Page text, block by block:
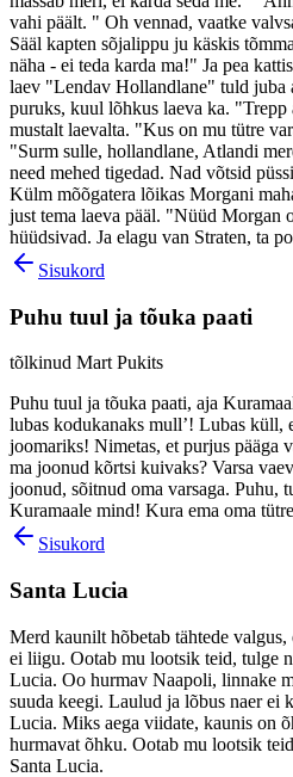
vahi päält. " Oh vennad, vaatke
Sääl kapten sõjalippu ju käskis
näha - ei teda karda ma!" Ja pea
laev "Lendav Hollandlane" tuld juba
puruks, kuul lõhkus laeva ka.
mustalt laevalta. "Kus on mu tütre
"Surm sulle, hollandlane, Atlandi
need mehed tigedad. Nad võtsid
Külm mõõgatera lõikas Morgani
just tema laeva pääl. "Nüüd Morgan
hüüdsivad. Ja elagu van Straten, ta
Sisukord
Puhu tuul ja tõuka paati
tõlkinud Mart Pukits
Puhu tuul ja tõuka paati, aja
lubas kodukanaks mull’! Lubas küll,
joomariks! Nimetas, et purjus pääga
ma joonud kõrtsi kuivaks? Varsa
joonud, sõitnud oma varsaga. Puhu,
Kuramaale mind! Kura ema oma
Sisukord
Santa Lucia
Merd kaunilt hõbetab tähtede
ei liigu. Ootab mu lootsik teid, tulge
Lucia. Oo hurmav Naapoli, linnake
suuda keegi. Laulud ja lõbus naer ei
Lucia. Miks aega viidate, kaunis on
hurmavat õhku. Ootab mu lootsik
Santa Lucia.